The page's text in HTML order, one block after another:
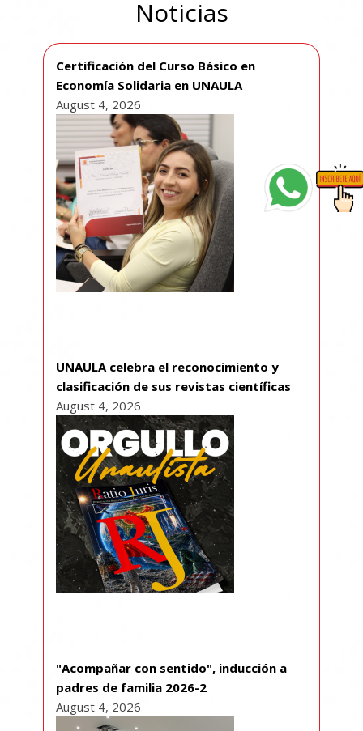
Noticias
Certificación del Curso Básico en
Economía Solidaria en UNAULA
August 4, 2026
UNAULA celebra el reconocimiento y
clasificación de sus revistas científicas
August 4, 2026
"Acompañar con sentido", inducción a
padres de familia 2026-2
August 4, 2026